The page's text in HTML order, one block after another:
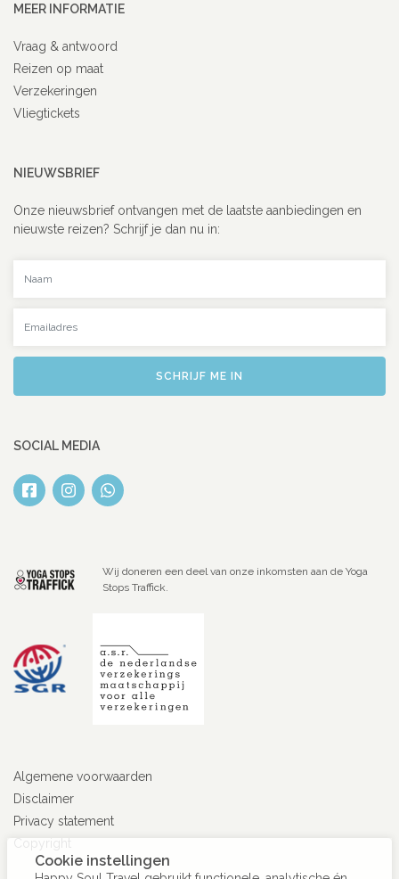
MEER INFORMATIE
Vraag & antwoord
Reizen op maat
Verzekeringen
Vliegtickets
NIEUWSBRIEF
Onze nieuwsbrief ontvangen met de laatste aanbiedingen en
nieuwste reizen? Schrijf je dan nu in:
SCHRIJF ME IN
SOCIAL MEDIA
Wij doneren een deel van onze inkomsten aan de Yoga
Stops Traffick.
Algemene voorwaarden
Disclaimer
Privacy statement
Copyright
Cookie instellingen